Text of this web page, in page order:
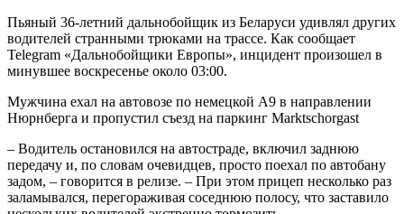
Пьяный 36-летний дальнобойщик из Беларуси удивлял других
водителей странными трюками на трассе. Как сообщает
Telegram «Дальнобойщики Европы», инцидент произошел в
минувшее воскресенье около 03:00.
Мужчина ехал на автовозе по немецкой A9 в направлении
Нюрнберга и пропустил съезд на паркинг Marktschorgast
– Водитель остановился на автостраде, включил заднюю
передачу и, по словам очевидцев, просто поехал по автобану
задом, – говорится в релизе. – При этом прицеп несколько раз
заламывался, перегораживая соседнюю полосу, что заставило